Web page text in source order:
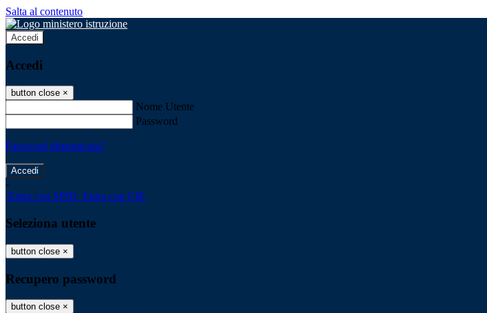
Salta al contenuto
Accedi
Accedi
button close ×
Nome Utente
Password
Password dimenticata?
-
Entra con SPID Entra con CIE
Seleziona utente
button close ×
Recupero password
button close ×